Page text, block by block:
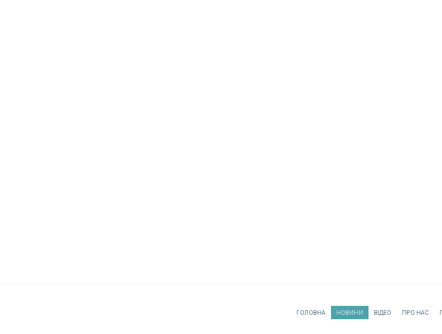
ГОЛОВНА НОВИНИ ВІДЕО ПРО НАС